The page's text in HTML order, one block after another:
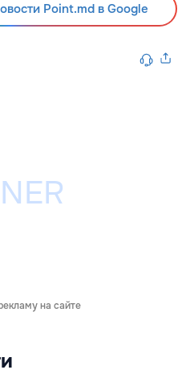
Point.md в Google
на сайте